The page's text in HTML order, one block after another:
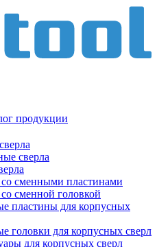
продукции
сверла
сменными пластинами
сменной головкой
пластины для корпусных
головки для корпусных сверл
для корпусных сверл